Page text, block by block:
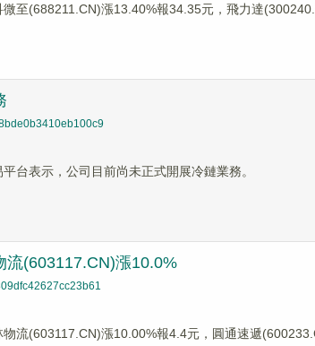
至(688211.CN)漲13.40%報34.35元，飛力達
台表示，公司目前尚未正式開展冷鏈業務。
流(603117.CN)漲10.0%
流(603117.CN)漲10.00%報4.4元，圓通速遞